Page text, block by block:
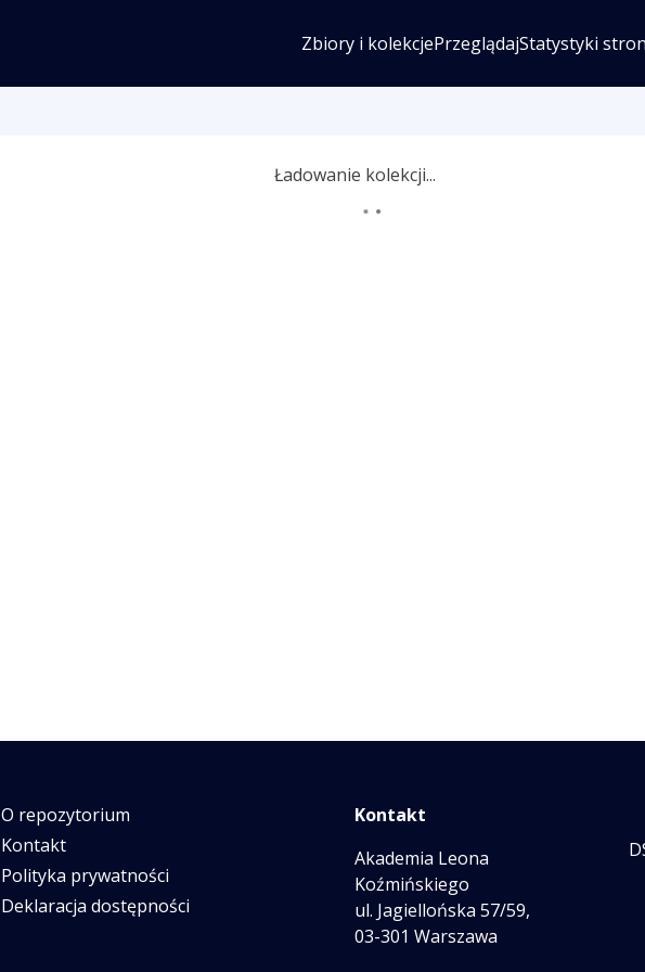
Zbiory i kolekcjePrzeglądajStatystyki
Ładowanie kolekcji...
O repozytorium
Kontakt
Polityka prywatności
Deklaracja dostępności
Kontakt
Akademia Leona
Koźmińskiego
ul. Jagiellońska 57/59,
03-301 Warszawa